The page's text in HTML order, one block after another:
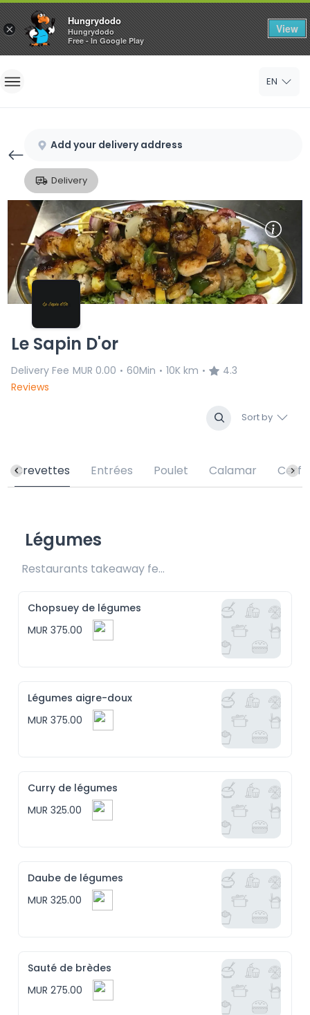
×
Hungrydodo
Hungrydodo
Free - In Google Play
View
Home
Sign Up
EN
Add your delivery address
Delivery
Le Sapin D'or
Delivery Fee MUR 0.00 • 60Min • 10K km •
4.3
Reviews
Sort by
Crevettes Entrées Poulet Calamar Cerf
Légumes
Restaurants takeaway fee Rs25 included
Chopsuey de légumes
MUR 375.00
Légumes aigre-doux
MUR 375.00
Curry de légumes
MUR 325.00
Daube de légumes
MUR 325.00
Sauté de brèdes
MUR 275.00